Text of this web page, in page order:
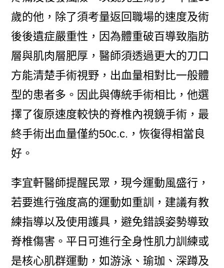
歲的他，除了須考量返回職場的速度及術
後後遺症嚴重性，因為體重破百導致脂肪
層與肌肉層肥厚，醫師須透過更大的刀口
方能清楚手術視野，出血量相對比一般體
型的患者多。因此與傳統手術相比，他選
擇了復原速度較快的脊椎內視鏡手術，最
終手術出血量僅約50c.c.，恢復得相當良
好。
李宜軒醫師提醒民眾，現今運動風盛行，
若要進行強度高的運動如重訓，建議有教
練指導以及使用護具，避免錯誤姿勢導致
脊椎傷害。平日可進行全身性肌力訓練或
是核心肌群運動，如游泳、瑜珈、深蹲及